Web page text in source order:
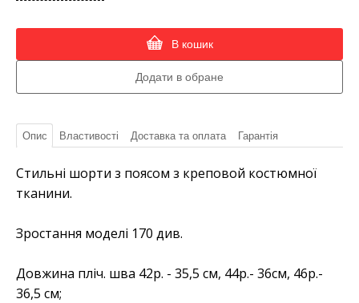
В кошик
Опис Властивості Доставка та оплата Гарантія
Стильні шорти з поясом з креповой костюмної
тканини.
Зростання моделі 170 див.
Довжина пліч. шва 42р. - 35,5 см, 44р.- 36см, 46р.-
36,5 см;